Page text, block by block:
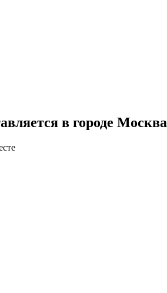
в городе Москва